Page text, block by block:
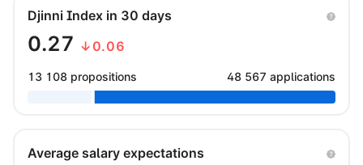
Djinni Index in 30 days
0.27 ↓0.06
13 108 propositions 48 567 applications
Average salary expectations